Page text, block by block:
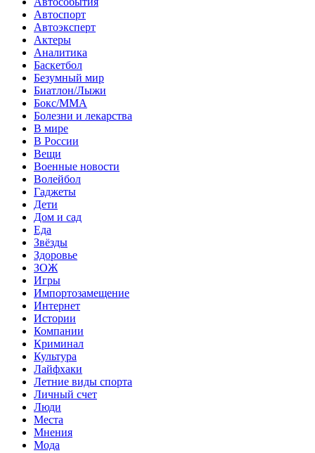
Автоспорт
Автоэксперт
Актеры
Аналитика
Баскетбол
Безумный мир
Биатлон/Лыжи
Бокс/MMA
Болезни и лекарства
В мире
В России
Вещи
Военные новости
Волейбол
Гаджеты
Дети
Дом и сад
Еда
Звёзды
Здоровье
ЗОЖ
Игры
Импортозамещение
Интернет
Истории
Компании
Криминал
Культура
Лайфхаки
Летние виды спорта
Личный счет
Люди
Места
Мнения
Мода